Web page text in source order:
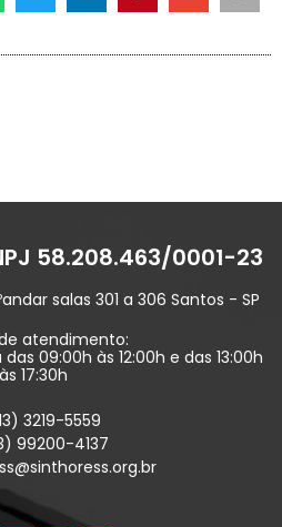
58.208.463/0001-23
salas 301 a 306 Santos - SP
atendimento:
09:00h às 12:00h e das 13:00h
às 17:30h
3219-5559
99200-4137